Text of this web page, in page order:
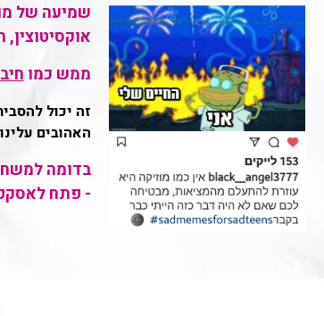
שמיעה של
ממש כמו
זה יכול
האהובים
בדומה
- פתח